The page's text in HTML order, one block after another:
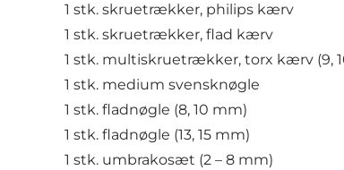
1 stk. skruetrækker, philips kærv
1 stk. skruetrækker, flad kærv
1 stk. multiskruetrækker, torx kærv (9,
1 stk. medium svensknøgle
1 stk. fladnøgle (8, 10 mm)
1 stk. fladnøgle (13, 15 mm)
1 stk. umbrakosæt (2 – 8 mm)